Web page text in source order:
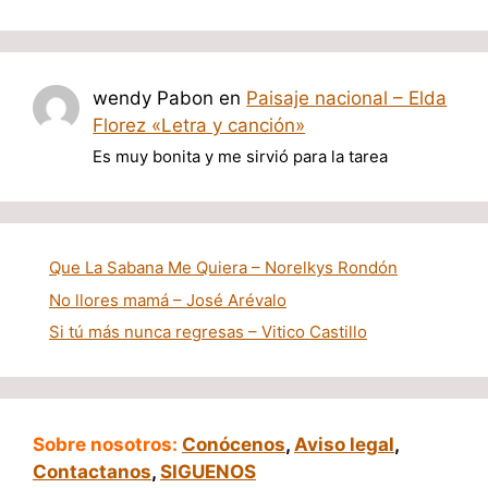
wendy Pabon en Paisaje nacional – Elda
Florez «Letra y canción»
Es muy bonita y me sirvió para la tarea
Que La Sabana Me Quiera – Norelkys Rondón
No llores mamá – José Arévalo
Si tú más nunca regresas – Vitico Castillo
Sobre nosotros: Conócenos, Aviso legal,
Contactanos, SIGUENOS